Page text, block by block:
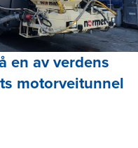
en av verdens
motorveitunnel